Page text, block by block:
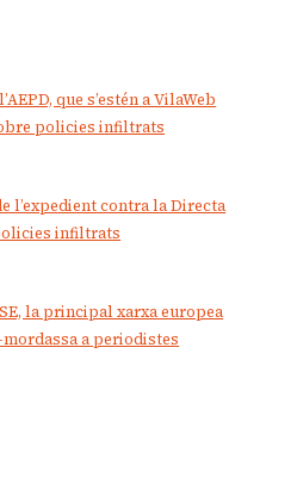
que s’estén a VilaWeb
policies infiltrats
l’expedient contra la Directa
infiltrats
la principal xarxa europea
a periodistes